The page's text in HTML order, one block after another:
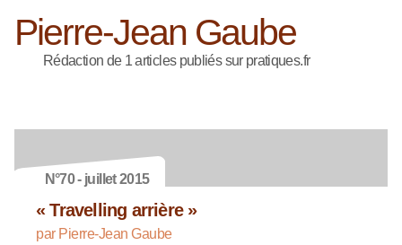
Pierre-Jean Gaube
Rédaction de 1 articles publiés sur pratiques.fr
N°70 - juillet 2015
« Travelling arrière »
par Pierre-Jean Gaube